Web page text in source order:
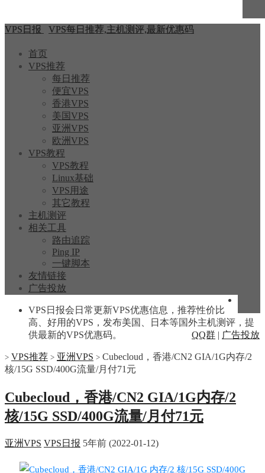
VPS日报 VPS每日推荐,主机测评,最新优惠码
首页
VPS推荐
每日推荐
便宜VPS
香港VPS
美国VPS
亚洲VPS
欧洲VPS
VPS教程
VPS教程
Linux基础
VPS用途
其它教程
主机测评
相关工具
路由追踪
Ping IP
一键脚本
友情链接
广告投放
VPS日报会日常更新VPS优惠信息，推荐性价比
高、好用的VPS，发布美国、日本等国外主机测评，提
供最新的VPS优惠码。
QQ群 | 广告投放
> VPS推荐 > 亚洲VPS > Cubecloud，香港/CN2 GIA/1G内存/2
核/15G SSD/400G流量/月付71元
Cubecloud，香港/CN2 GIA/1G内存/2
核/15G SSD/400G流量/月付71元
亚洲VPS VPS日报 5年前 (2022-01-12)